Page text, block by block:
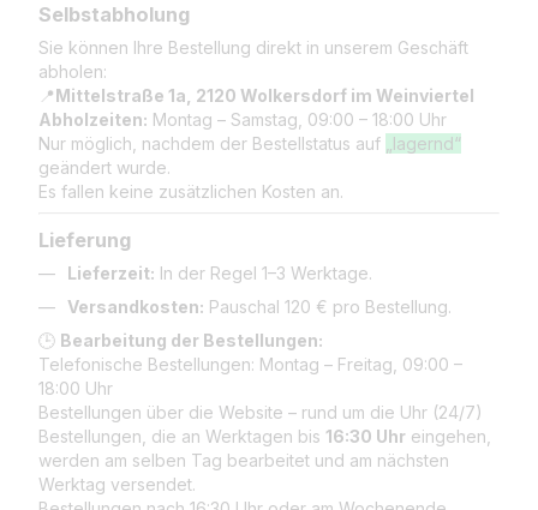
Selbstabholung
Sie können Ihre Bestellung direkt in unserem Geschäft
abholen:
📍Mittelstraße 1a, 2120 Wolkersdorf im Weinviertel
Abholzeiten: Montag – Samstag, 09:00 – 18:00 Uhr
Nur möglich, nachdem der Bestellstatus auf
„lagernd“
geändert wurde.
Es fallen keine zusätzlichen Kosten an.
Lieferung
Lieferzeit: In der Regel 1–3 Werktage.
Versandkosten: Pauschal 120 € pro Bestellung.
🕒 Bearbeitung der Bestellungen:
Telefonische Bestellungen: Montag – Freitag, 09:00 –
18:00 Uhr
Bestellungen über die Website – rund um die Uhr (24/7)
Bestellungen, die an Werktagen bis 16:30 Uhr eingehen,
werden am selben Tag bearbeitet und am nächsten
Werktag versendet.